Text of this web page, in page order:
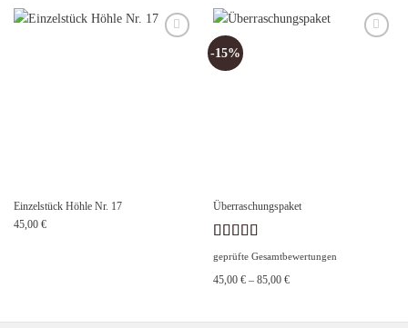
Einzelstück Höhle Nr. 17
45,00 €
-15%
Überraschungspaket
Bewertet
mit
geprüfte Gesamtbewertungen
45,00 €– 85,00 €